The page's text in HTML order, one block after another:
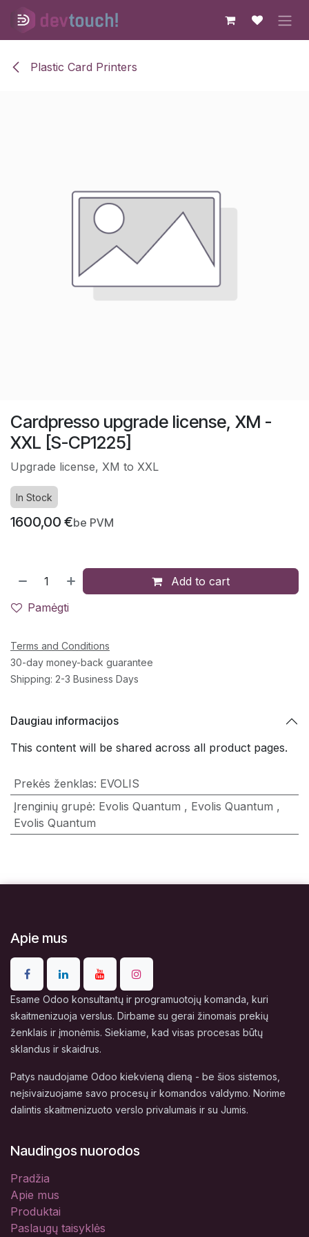
Skip to Content
Plastic Card Printers
Cardpresso upgrade license, XM -
XXL [S-CP1225]
Upgrade license, XM to XXL
In Stock
1600,00 €be PVM
Add to cart
Pamėgti
Terms and Conditions
30-day money-back guarantee
Shipping: 2-3 Business Days
Daugiau informacijos
This content will be shared across all product pages.
Prekės ženklas: EVOLIS
Įrenginių grupė: Evolis Quantum , Evolis Quantum ,
Evolis Quantum
Apie mus
Esame Odoo konsultantų ir programuotojų komanda, kuri
skaitmenizuoja verslus. Dirbame su gerai žinomais prekių
ženklais ir įmonėmis. Siekiame, kad visas procesas būtų
sklandus ir skaidrus.
Patys naudojame Odoo kiekvieną dieną - be šios sistemos,
neįsivaizuojame savo procesų ir komandos valdymo. Norime
dalintis skaitmenizuoto verslo privalumais ir su Jumis.
Naudingos nuorodos
Pradžia
Apie mus
Produktai
Paslaugų taisyklės